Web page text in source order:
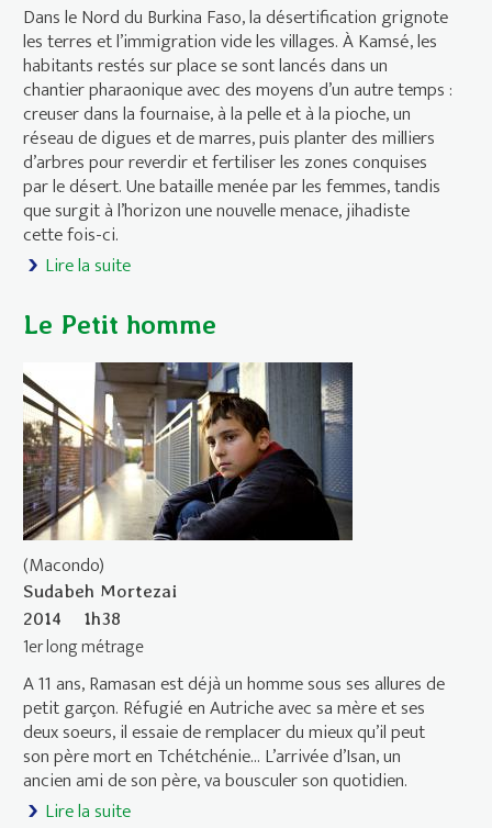
Dans le Nord du Burkina Faso, la désertification grignote
les terres et l’immigration vide les villages. À Kamsé, les
habitants restés sur place se sont lancés dans un
chantier pharaonique avec des moyens d’un autre temps :
creuser dans la fournaise, à la pelle et à la pioche, un
réseau de digues et de marres, puis planter des milliers
d’arbres pour reverdir et fertiliser les zones conquises
par le désert. Une bataille menée par les femmes, tandis
que surgit à l’horizon une nouvelle menace, jihadiste
cette fois-ci.
Lire la suite
Le Petit homme
(Macondo)
Sudabeh Mortezai
2014
1h38
1er long métrage
A 11 ans, Ramasan est déjà un homme sous ses allures de
petit garçon. Réfugié en Autriche avec sa mère et ses
deux soeurs, il essaie de remplacer du mieux qu’il peut
son père mort en Tchétchénie… L’arrivée d’Isan, un
ancien ami de son père, va bousculer son quotidien.
Lire la suite